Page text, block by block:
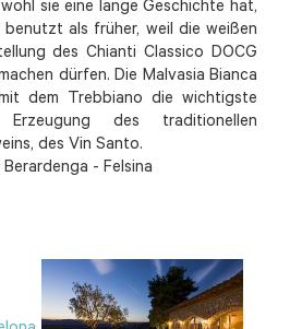
sie eine lange Geschichte hat,
als früher, weil die weißen
des Chianti Classico DOCG
dürfen. Die Malvasia Bianca
dem Trebbiano die wichtigste
des traditionellen
des Vin Santo.
- Felsina